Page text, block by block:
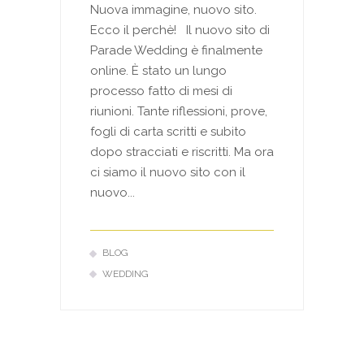
Nuova immagine, nuovo sito.
Ecco il perchè! Il nuovo sito di
Parade Wedding è finalmente
online. È stato un lungo
processo fatto di mesi di
riunioni. Tante riflessioni, prove,
fogli di carta scritti e subito
dopo stracciati e riscritti. Ma ora
ci siamo il nuovo sito con il
nuovo...
BLOG
WEDDING